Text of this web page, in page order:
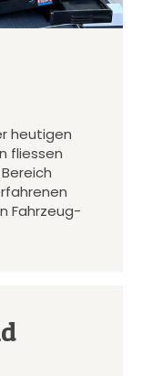
heutigen
fliessen
Fahrzeug-